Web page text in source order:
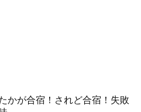
かが合宿！されど合宿！失敗